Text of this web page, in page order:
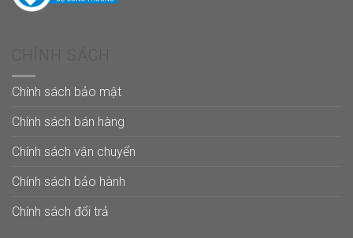
Chính sách bảo mật
Chính sách bán hàng
Chính sách vận chuyển
Chính sách bảo hành
Chính sách đổi trả